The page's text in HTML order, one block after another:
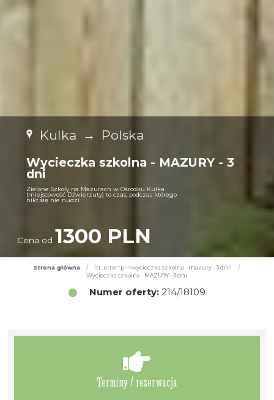
Kulka → Polska
Wycieczka szkolna - MAZURY - 3
dni
Zielone Szkoły na Mazurach w Ośrodku Kulka
(miejscowość Dźwierzuty) to czas, podczas którego
nikt się nie nudzi
Cena od 1300 PLN
Strona główna / !tr_error=pl->wycieczka szkolna - mazury - 3 dni!
/
Wycieczka szkolna - MAZURY - 3 dni
Numer oferty:214/18109
Terminy / rezerwacja